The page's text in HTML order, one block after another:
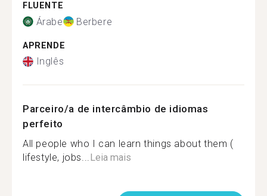
FLUENTE
Árabe Berbere
APRENDE
Inglês
Parceiro/a de intercâmbio de idiomas
perfeito
All people who I can learn things about them (
lifestyle, jobs...Leia mais